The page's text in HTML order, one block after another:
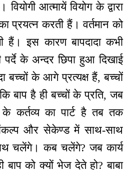
वियोगी आत्मायें वियोग के द्वारा
प्रयत्न करती हैं। वर्तमान को
हैं। इस कारण बापदादा कभी
पर्दे के अन्दर छिपा हुआ दिखाई
बच्चों के आगे प्रत्यक्ष हैं, बच्चों
बाप है ही बच्चों के प्रति, जब
कर्तव्य का पार्ट है तब तक
और सेकेण्ड में साथ-साथ
चलेंगे। कब चलेंगे? जब कार्य
बाप को क्यों भेज देते हो? बाबा